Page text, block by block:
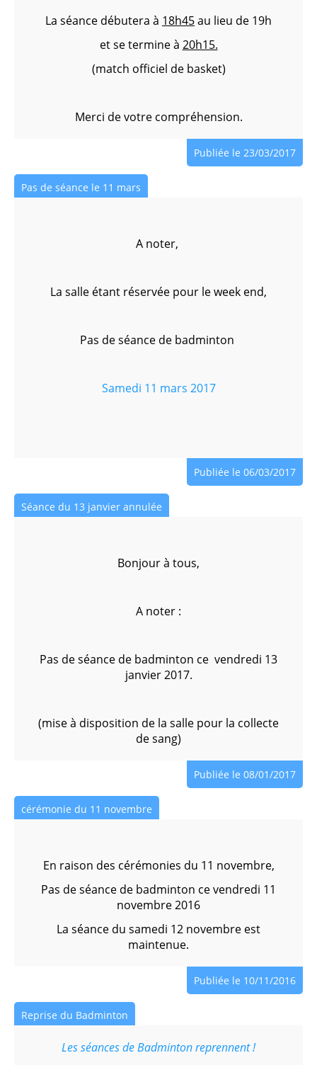
La séance débutera à 18h45au lieu de 19h
et se termine à 20h15.
(match officiel de basket)
Merci de votre compréhension.
Publiée le 23/03/2017
Pas de séance le 11 mars
A noter,
La salle étant réservée pour le week end,
Pas de séance de badminton
Samedi 11 mars 2017
Publiée le 06/03/2017
Séance du 13 janvier annulée
Bonjour à tous,
A noter :
Pas de séance de badminton ce vendredi 13
janvier 2017.
(mise à disposition de la salle pour la collecte
de sang)
Publiée le 08/01/2017
cérémonie du 11 novembre
En raison des cérémonies du 11 novembre,
Pas de séance de badminton ce vendredi 11
novembre 2016
La séance du samedi 12 novembre est
maintenue.
Publiée le 10/11/2016
Reprise du Badminton
Les séances de Badminton reprennent !